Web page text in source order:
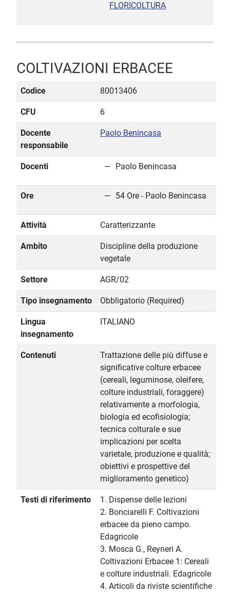
FLORICOLTURA
COLTIVAZIONI ERBACEE
Codice 80013406
CFU 6
Docente
responsabile
Paolo Benincasa
Docenti Paolo Benincasa
Ore 54 Ore - Paolo Benincasa
Attività Caratterizzante
Ambito
Discipline della produzione
vegetale
Settore AGR/02
Tipo insegnamento Obbligatorio (Required)
Lingua
insegnamento
ITALIANO
Contenuti
Trattazione delle più diffuse e
significative colture erbacee
(cereali, leguminose, oleifere,
colture industriali, foraggere)
relativamente a morfologia,
biologia ed ecofisiologia;
tecnica colturale e sue
implicazioni per scelta
varietale, produzione e qualità;
obiettivi e prospettive del
miglioramento genetico)
Testi di riferimento
1. Dispense delle lezioni
2. Bonciarelli F. Coltivazioni
erbacee da pieno campo.
Edagricole
3. Mosca G., Reyneri A.
Coltivazioni Erbacee 1: Cereali
e colture industriali. Edagricole
4. Articoli da riviste scientifiche